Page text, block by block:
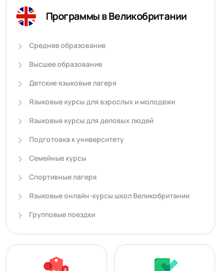
Программы в Великобритании
Среднее образование
Высшее образование
Детские языковые лагеря
Языковые курсы для взрослых и молодежи
Языковые курсы для деловых людей
Подготовка к университету
Семейные курсы
Спортивные лагеря
Языковые онлайн-курсы школ Великобритании
Групповые поездки